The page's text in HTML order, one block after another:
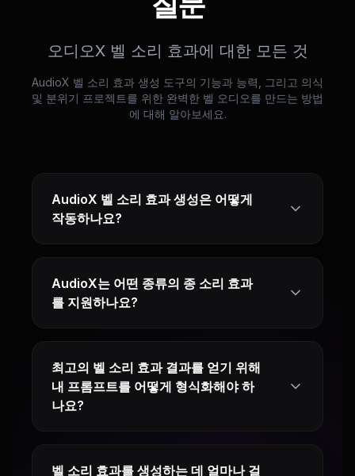
오디오X 벨 소리 효과에 대한 모든 것
AudioX 벨 소리 효과 생성 도구의 기능과 능력, 그리고 의식
및 분위기 프로젝트를 위한 완벽한 벨 오디오를 만드는 방법
에 대해 알아보세요.
AudioX 벨 소리 효과 생성은 어떻게
작동하나요?
AudioX는 어떤 종류의 종 소리 효과
를 지원하나요?
최고의 벨 소리 효과 결과를 얻기 위해
내 프롬프트를 어떻게 형식화해야 하
나요?
벨 소리 효과를 생성하는 데 얼마나 걸